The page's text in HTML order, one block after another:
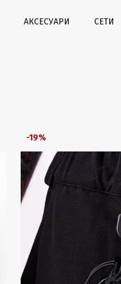
АКСЕСУАРИ СЕТИ
-19%